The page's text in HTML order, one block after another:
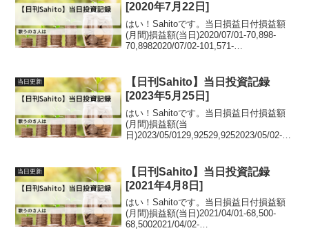
[2020年7月22日]
はい！Sahitoです。当日損益日付損益額
(月間)損益額(当日)2020/07/01-70,898-
70,8982020/07/02-101,571-
当日更新
【日刊Sahito】当日投資記録
[2023年5月25日]
はい！Sahitoです。当日損益日付損益額
(月間)損益額(当
日)2023/05/0129,92529,9252023/05/02-
998,41871,1...
当日更新
【日刊Sahito】当日投資記録
[2021年4月8日]
はい！Sahitoです。当日損益日付損益額
(月間)損益額(当日)2021/04/01-68,500-
68,5002021/04/02-